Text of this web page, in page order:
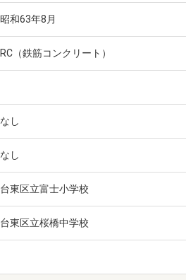
昭和63年8月
RC（鉄筋コンクリート）
なし
なし
台東区立富士小学校
台東区立桜橋中学校